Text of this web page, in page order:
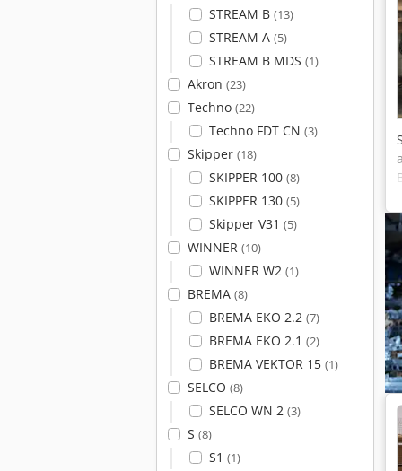
STREAM B (13)
STREAM A (5)
STREAM B MDS (1)
Akron (23)
Techno (22)
Techno FDT CN (3)
Skipper (18)
SKIPPER 100 (8)
SKIPPER 130 (5)
Skipper V31 (5)
WINNER (10)
WINNER W2 (1)
BREMA (8)
BREMA EKO 2.2 (7)
BREMA EKO 2.1 (2)
BREMA VEKTOR 15 (1)
SELCO (8)
SELCO WN 2 (3)
S (8)
S1 (1)